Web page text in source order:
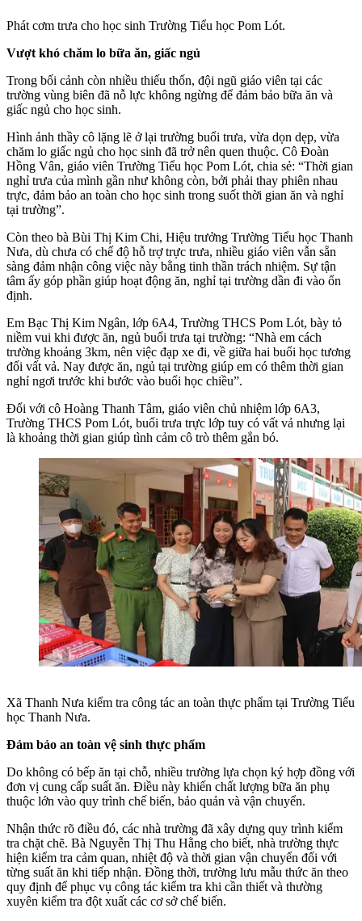
Phát cơm trưa cho học sinh Trường Tiểu học Pom Lót.
Vượt khó chăm lo bữa ăn, giấc ngủ
Trong bối cảnh còn nhiều thiếu thốn, đội ngũ giáo viên tại các
trường vùng biên đã nỗ lực không ngừng để đảm bảo bữa ăn và
giấc ngủ cho học sinh.
Hình ảnh thầy cô lặng lẽ ở lại trường buổi trưa, vừa dọn dẹp, vừa
chăm lo giấc ngủ cho học sinh đã trở nên quen thuộc. Cô Đoàn
Hồng Vân, giáo viên Trường Tiểu học Pom Lót, chia sẻ: “Thời gian
nghỉ trưa của mình gần như không còn, bởi phải thay phiên nhau
trực, đảm bảo an toàn cho học sinh trong suốt thời gian ăn và nghỉ
tại trường”.
Còn theo bà Bùi Thị Kim Chi, Hiệu trưởng Trường Tiểu học Thanh
Nưa, dù chưa có chế độ hỗ trợ trực trưa, nhiều giáo viên vẫn sẵn
sàng đảm nhận công việc này bằng tinh thần trách nhiệm. Sự tận
tâm ấy góp phần giúp hoạt động ăn, nghỉ tại trường dần đi vào ổn
định.
Em Bạc Thị Kim Ngân, lớp 6A4, Trường THCS Pom Lót, bày tỏ
niềm vui khi được ăn, ngủ buổi trưa tại trường: “Nhà em cách
trường khoảng 3km, nên việc đạp xe đi, về giữa hai buổi học tương
đối vất vả. Nay được ăn, ngủ tại trường giúp em có thêm thời gian
nghỉ ngơi trước khi bước vào buổi học chiều”.
Đối với cô Hoàng Thanh Tâm, giáo viên chủ nhiệm lớp 6A3,
Trường THCS Pom Lót, buổi trưa trực lớp tuy có vất vả nhưng lại
là khoảng thời gian giúp tình cảm cô trò thêm gắn bó.
Xã Thanh Nưa kiểm tra công tác an toàn thực phẩm tại Trường Tiểu
học Thanh Nưa.
Đảm bảo an toàn vệ sinh thực phẩm
Do không có bếp ăn tại chỗ, nhiều trường lựa chọn ký hợp đồng với
đơn vị cung cấp suất ăn. Điều này khiến chất lượng bữa ăn phụ
thuộc lớn vào quy trình chế biến, bảo quản và vận chuyển.
Nhận thức rõ điều đó, các nhà trường đã xây dựng quy trình kiểm
tra chặt chẽ. Bà Nguyễn Thị Thu Hằng cho biết, nhà trường thực
hiện kiểm tra cảm quan, nhiệt độ và thời gian vận chuyển đối với
từng suất ăn khi tiếp nhận. Đồng thời, trường lưu mẫu thức ăn theo
quy định để phục vụ công tác kiểm tra khi cần thiết và thường
xuyên kiểm tra đột xuất các cơ sở chế biến.